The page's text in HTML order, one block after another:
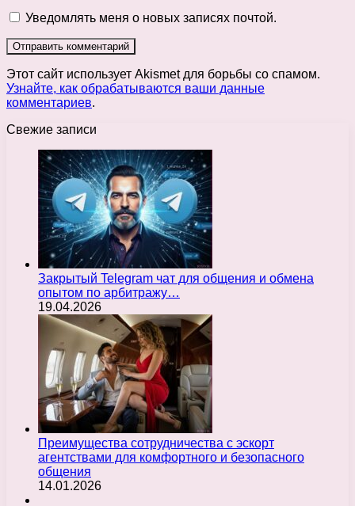
Уведомлять меня о новых записях почтой.
Этот сайт использует Akismet для борьбы со спамом.
Узнайте, как обрабатываются ваши данные
комментариев.
Свежие записи
Закрытый Telegram чат для общения и обмена
опытом по арбитражу…
19.04.2026
Преимущества сотрудничества с эскорт
агентствами для комфортного и безопасного
общения
14.01.2026